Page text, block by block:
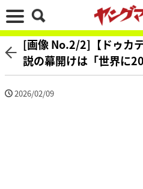
[画像 No.2/2]【ドゥカ
説の幕開けは「世界に
2026/02/09